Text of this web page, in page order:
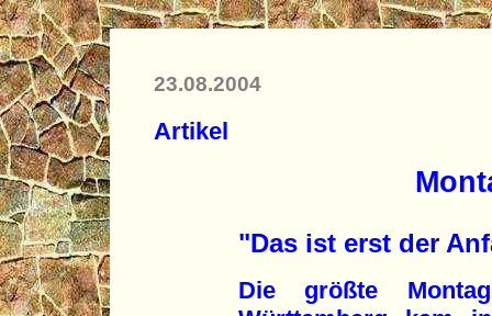
23.08.2004
Artikel
"Das ist erst der
Die größte